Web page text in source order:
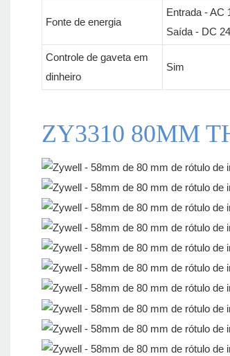
Fonte de energia
Entrada - AC
Saída - DC
Controle de gaveta em
dinheiro
Sim
ZY3310 80MM